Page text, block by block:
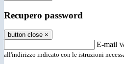
Recupero password
button close ×
E-mail
all'indirizzo indicato con le istruzioni